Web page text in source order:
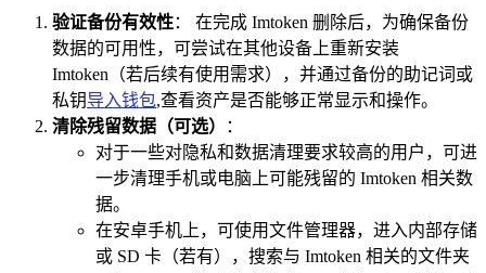
验证备份有效性： 在完成 Imtoken 删除后，为确保备份
数据的可用性，可尝试在其他设备上重新安装
Imtoken（若后续有使用需求），并通过备份的助记词或
私钥导入钱包,查看资产是否能够正常显示和操作。
清除残留数据（可选）
：
对于一些对隐私和数据清理要求较高的用户，可进
一步清理手机或电脑上可能残留的 Imtoken 相关数
据。
在安卓手机上，可使用文件管理器，进入内部存储
或 SD 卡（若有），搜索与 Imtoken 相关的文件夹